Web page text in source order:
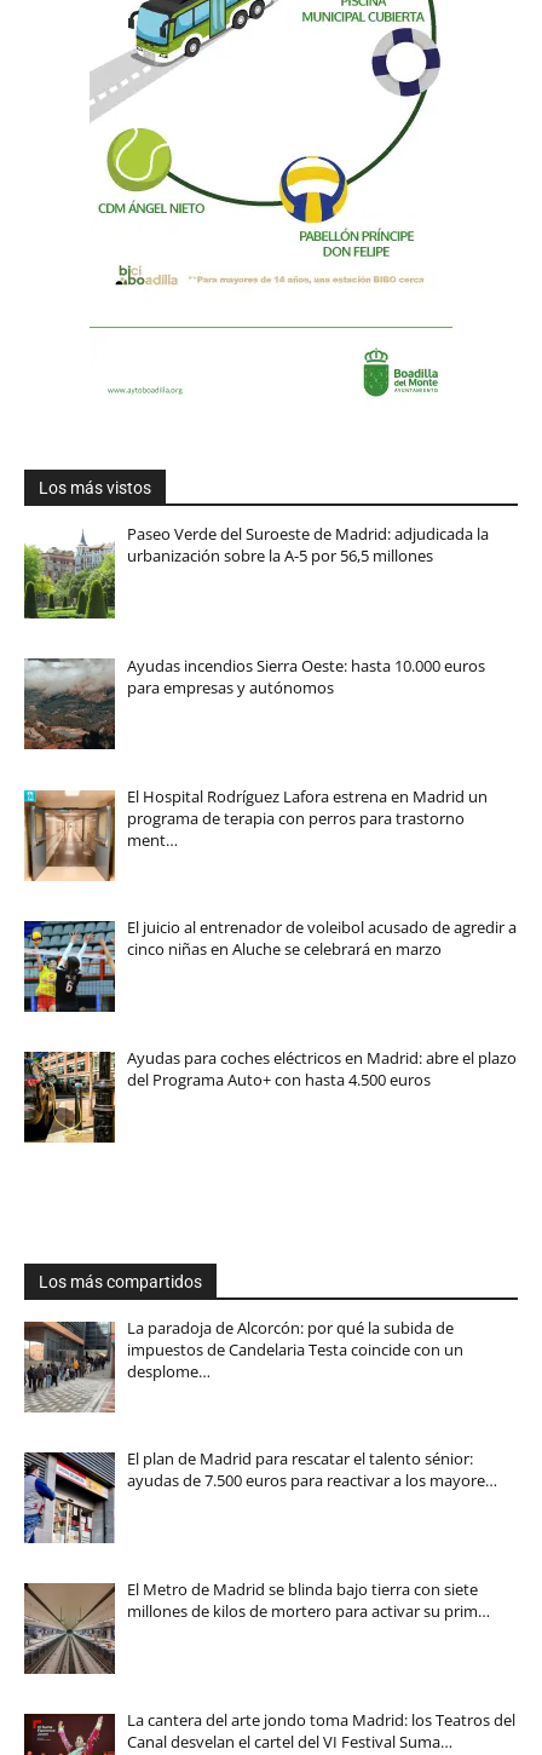
Los más vistos
Paseo Verde del Suroeste de Madrid: adjudicada la
urbanización sobre la A-5 por 56,5 millones
Ayudas incendios Sierra Oeste: hasta 10.000 euros
para empresas y autónomos
El Hospital Rodríguez Lafora estrena en Madrid un
programa de terapia con perros para trastorno
ment…
El juicio al entrenador de voleibol acusado de agredir a
cinco niñas en Aluche se celebrará en marzo
Ayudas para coches eléctricos en Madrid: abre el plazo
del Programa Auto+ con hasta 4.500 euros
Los más compartidos
La paradoja de Alcorcón: por qué la subida de
impuestos de Candelaria Testa coincide con un
desplome…
El plan de Madrid para rescatar el talento sénior:
ayudas de 7.500 euros para reactivar a los mayore…
El Metro de Madrid se blinda bajo tierra con siete
millones de kilos de mortero para activar su prim…
La cantera del arte jondo toma Madrid: los Teatros del
Canal desvelan el cartel del VI Festival Suma…